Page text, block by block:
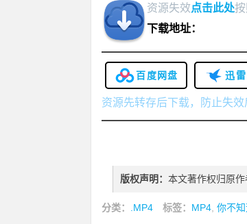
资源失效点击此处
下载地址：
百度网盘 迅
资源先转存后下载，防止失
版权声明：本文著作权归原作
分类： .MP4 标签： MP4 你不